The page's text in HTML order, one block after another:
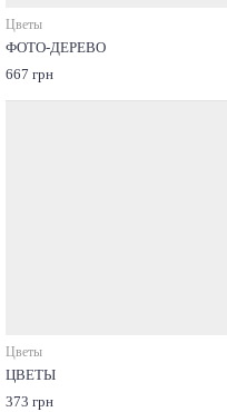
Цветы
ФОТО-ДЕРЕВО
667 грн
Цветы
ЦВЕТЫ
373 грн